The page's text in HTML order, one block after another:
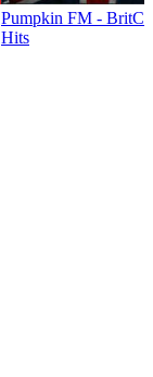
Pumpkin FM -
Hits